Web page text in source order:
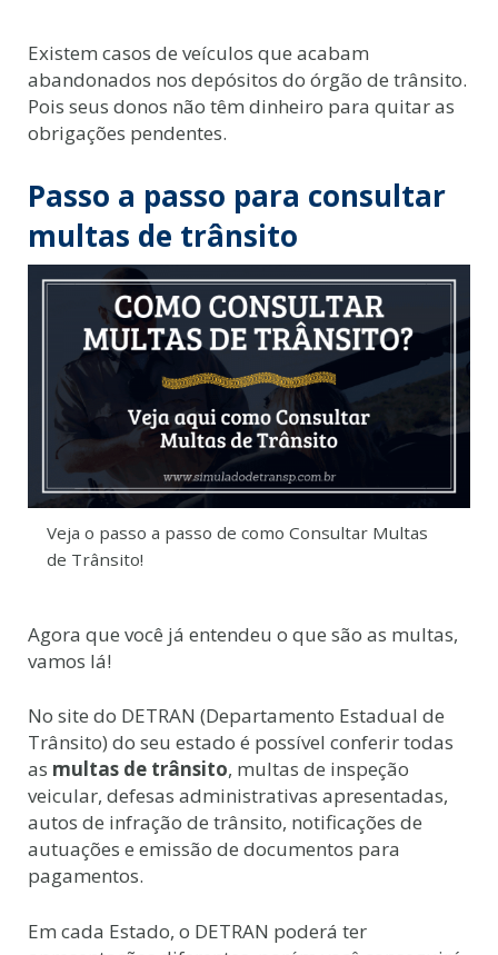
Existem casos de veículos que acabam
abandonados nos depósitos do órgão de trânsito.
Pois seus donos não têm dinheiro para quitar as
obrigações pendentes.
Passo a passo para consultar
multas de trânsito
Veja o passo a passo de como Consultar Multas
de Trânsito!
Agora que você já entendeu o que são as multas,
vamos lá!
No site do DETRAN (Departamento Estadual de
Trânsito) do seu estado é possível conferir todas
as multas de trânsito, multas de inspeção
veicular, defesas administrativas apresentadas,
autos de infração de trânsito, notificações de
autuações e emissão de documentos para
pagamentos.
Em cada Estado, o DETRAN poderá ter